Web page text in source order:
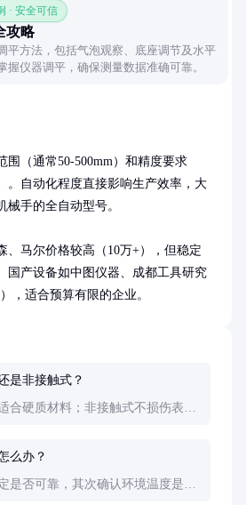
· 安全可信
攻略
平方法，包括气泡观察、底座调节及水平
握仪器调平，确保测量数据准确可靠。
围（通常50-500mm）和精度要求
。自动化程度直接影响生产效率，大
手的全自动型号。
、马尔价格较高（10万+），但稳定
国产设备如中图仪器、成都工具研究
，适合预算有限的企业。
是非接触式？
合硬质材料；非接触式不损伤表
么办？
是否可靠，其次确认环境温度是否